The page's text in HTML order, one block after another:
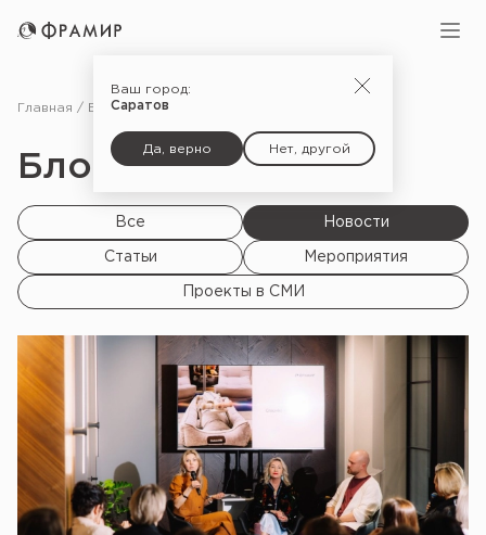
Ваш город:
Саратов
Да, верно Нет, другой
Главная Блог Новости
Блог | Новости
Все Новости
Статьи Мероприятия
Проекты в СМИ